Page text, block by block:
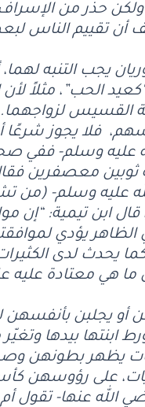
حذّر من
أن تقييم الناس
يجب التنبه
الحب”، مثلاً
القسيس لزواجهما.
فلا يجوز شرعًا
عليه وسلم- ففي
ثوبين معصفرين
عليه وسلم- (من
قال ابن تيمية: “إن
يؤدي
يحدث لدى
هي معتادة عليه
أو يجلبن
ابنتها بيدها
يظهر بطونهن
على رؤوسهن
الله عنها- تقول